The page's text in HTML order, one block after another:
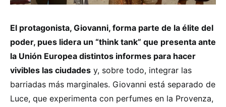
El protagonista, Giovanni, forma parte de la élite del
poder, pues lidera un “think tank” que presenta ante
la Unión Europea distintos informes para hacer
vivibles las ciudades y, sobre todo, integrar las
barriadas más marginales. Giovanni está separado de
Luce, que experimenta con perfumes en la Provenza,